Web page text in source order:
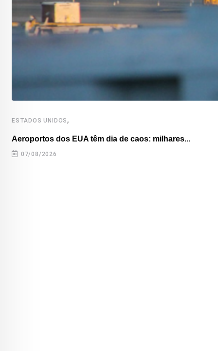
ESTADOS UNIDOS ,
Aeroportos dos EUA têm dia de caos: milhares...
07/08/2026